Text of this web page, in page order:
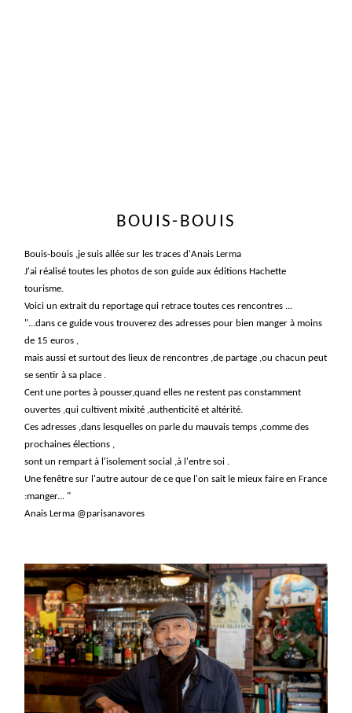
BOUIS-BOUIS
Bouis-bouis ,je suis allée sur les traces d'Anais Lerma
J'ai réalisé toutes les photos de son guide aux éditions Hachette
tourisme.
Voici un extrait du reportage qui retrace toutes ces rencontres ...
"...dans ce guide vous trouverez des adresses pour bien manger à moins
de 15 euros ,
mais aussi et surtout des lieux de rencontres ,de partage ,ou chacun peut
se sentir à sa place .
Cent une portes à pousser,quand elles ne restent pas constamment
ouvertes ,qui cultivent mixité ,authenticité et altérité.
Ces adresses ,dans lesquelles on parle du mauvais temps ,comme des
prochaines élections ,
sont un rempart à l'isolement social ,à l'entre soi .
Une fenêtre sur l'autre autour de ce que l'on sait le mieux faire en France
:manger... "
Anais Lerma @parisanavores